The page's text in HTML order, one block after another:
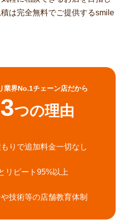
は完全無料でご提供するsmile
業界No.1チェーン店だから
3つの理由
りで追加料金一切なし
リピート95%以上
技術等の店舗教育体制